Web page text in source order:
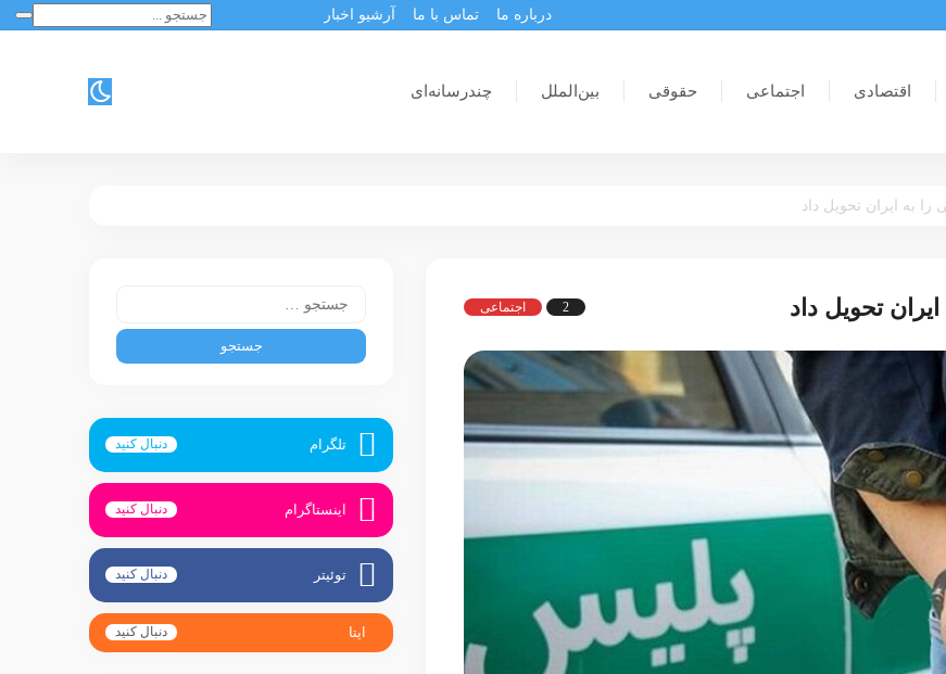
درباره ما تماس با ما آرشیو اخبار
اقتصادی اجتماعی حقوقی بین‌الملل چندرسانه‌ای
2 اجتماعی
تلگرام دنبال کنید
اینستاگرام دنبال کنید
توئیتر دنبال کنید
ایتا دنبال کنید